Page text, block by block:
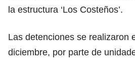
la estructura ‘Los Costeños’.
Las detenciones se realizaron
diciembre, por parte de